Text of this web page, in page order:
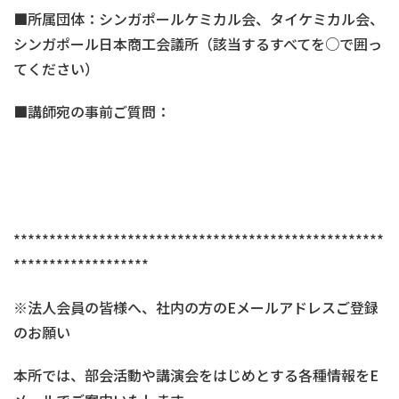
■所属団体：シンガポールケミカル会、タイケミカル会、
シンガポール日本商工会議所（該当するすべてを○で囲っ
てください）
■講師宛の事前ご質問：
****************************************************
*******************
※法人会員の皆様へ、社内の方のEメールアドレスご登録
のお願い
本所では、部会活動や講演会をはじめとする各種情報をE